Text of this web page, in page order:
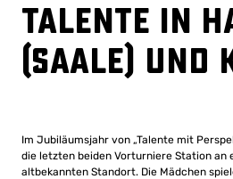
Talente in
(Saale) und
Im Jubiläumsjahr von „Talente mit
die letzten beiden Vorturniere Station an
altbekannten Standort. Die Mädchen